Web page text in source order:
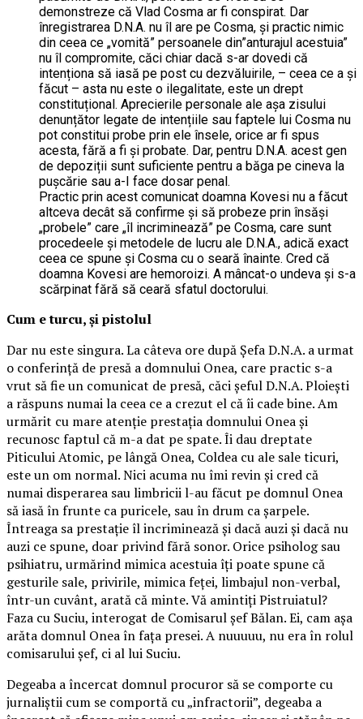
demonstreze că Vlad Cosma ar fi conspirat. Dar
înregistrarea D.N.A. nu îl are pe Cosma, și practic nimic
din ceea ce „vomită” persoanele din”anturajul acestuia”
nu îl compromite, căci chiar dacă s-ar dovedi că
intenționa să iasă pe post cu dezvăluirile, – ceea ce a şi
făcut – asta nu este o ilegalitate, este un drept
constituțional. Aprecierile personale ale așa zisului
denunțător legate de intențiile sau faptele lui Cosma nu
pot constitui probe prin ele însele, orice ar fi spus
acesta, fără a fi și probate. Dar, pentru D.N.A. acest gen
de depoziții sunt suficiente pentru a băga pe cineva la
pușcărie sau a-I face dosar penal.
Practic prin acest comunicat doamna Kovesi nu a făcut
altceva decât să confirme și să probeze prin însăși
„probele” care „îl incriminează” pe Cosma, care sunt
procedeele și metodele de lucru ale D.N.A., adică exact
ceea ce spune și Cosma cu o seară înainte. Cred că
doamna Kovesi are hemoroizi. A mâncat-o undeva și s-a
scărpinat fără să ceară sfatul doctorului.
Cum e turcu, și pistolul
Dar nu este singura. La câteva ore după Șefa D.N.A. a urmat
o conferință de presă a domnului Onea, care practic s-a
vrut să fie un comunicat de presă, căci șeful D.N.A. Ploiești
a răspuns numai la ceea ce a crezut el că îi cade bine. Am
urmărit cu mare atenție prestația domnului Onea și
recunosc faptul că m-a dat pe spate. Îi dau dreptate
Piticului Atomic, pe lângă Onea, Coldea cu ale sale ticuri,
este un om normal. Nici acuma nu îmi revin și cred că
numai disperarea sau limbricii l-au făcut pe domnul Onea
să iasă în frunte ca puricele, sau în drum ca șarpele.
Întreaga sa prestație îl incriminează și dacă auzi și dacă nu
auzi ce spune, doar privind fără sonor. Orice psiholog sau
psihiatru, urmărind mimica acestuia îți poate spune că
gesturile sale, privirile, mimica feței, limbajul non-verbal,
într-un cuvânt, arată că minte. Vă amintiți Pistruiatul?
Faza cu Suciu, interogat de Comisarul șef Bălan. Ei, cam așa
arăta domnul Onea în fața presei. A nuuuuu, nu era în rolul
comisarului șef, ci al lui Suciu.
Degeaba a încercat domnul procuror să se comporte cu
jurnaliștii cum se comportă cu „infractorii”, degeaba a